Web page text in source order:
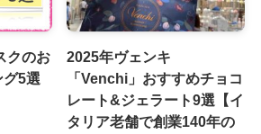
クのお
5選
2025年ヴェンキ
「Venchi」おすすめチョコ
レート&ジェラート9選【イ
タリア老舗で創業140年の